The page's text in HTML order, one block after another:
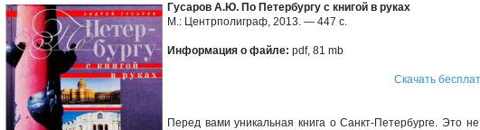
Гусаров А.Ю. По Петербургу с книгой в руках
М.: Центрполиграф, 2013. — 447 с.
Информация о файле: pdf, 81 mb
Скачать
Перед вами уникальная книга о Санкт-Петербурге. Это